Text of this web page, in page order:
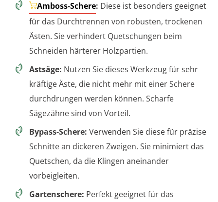
Amboss-Schere: Diese ist besonders geeignet
für das Durchtrennen von robusten, trockenen
Ästen. Sie verhindert Quetschungen beim
Schneiden härterer Holzpartien.
Astsäge: Nutzen Sie dieses Werkzeug für sehr
kräftige Äste, die nicht mehr mit einer Schere
durchdrungen werden können. Scharfe
Sägezähne sind von Vorteil.
Bypass-Schere: Verwenden Sie diese für präzise
Schnitte an dickeren Zweigen. Sie minimiert das
Quetschen, da die Klingen aneinander
vorbeigleiten.
Gartenschere: Perfekt geeignet für das